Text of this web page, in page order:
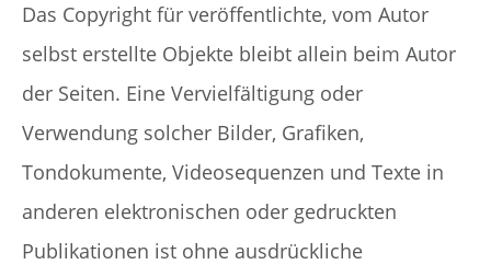
Das Copyright für veröffentlichte, vom Autor
selbst erstellte Objekte bleibt allein beim Autor
der Seiten. Eine Vervielfältigung oder
Verwendung solcher Bilder, Grafiken,
Tondokumente, Videosequenzen und Texte in
anderen elektronischen oder gedruckten
Publikationen ist ohne ausdrückliche